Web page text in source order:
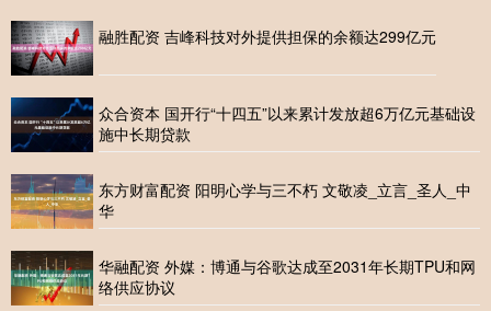
融胜配资 吉峰科技对外提供担保的余额达299亿元
众合资本 国开行“十四五”以来累计发放超6万亿元基础设
施中长期贷款
东方财富配资 阳明心学与三不朽 文敬凌_立言_圣人_中
华
华融配资 外媒：博通与谷歌达成至2031年长期TPU和网
络供应协议